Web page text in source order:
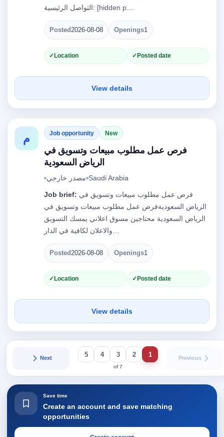
التواصل الرئيسية: [hidden p…
Posted2026-08-08 Openings1
Location Posted date
View details
م Job opportunity New
فرص عمل مطلوب مبيعات وتسويق في
الرياض السعودية
مصدر خارجي Saudi Arabia
Job brief:
الرياض السعوديةفرص عمل مطلوب مبيعات وتسويق في
الرياض السعودية محتاجين مسوق اعلاني يمسك التسويق
Posted2026-08-08 Openings1
Location Posted date
View details
Previous
1
2
3
4
5
of 7
Next
Save time
Create an account and save matching
opportunities